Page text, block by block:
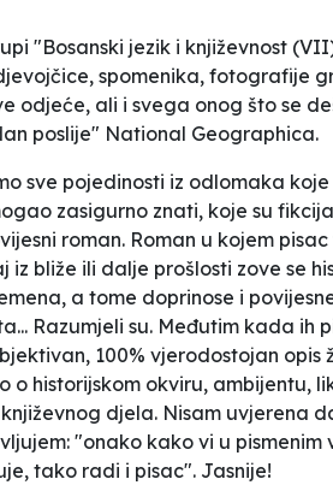
"Bosanski jezik i književnost
spomenika, fotografije
odjeće, ali i svega onog što se
poslije" National Geographica.
sve pojedinosti iz odlomaka koje
zasigurno znati, koje su
roman. Roman u kojem
bliže ili dalje prošlosti zove se
a tome doprinose i
Razumjeli su. Međutim kada ih
100% vjerodostojan opis
historijskom okviru, ambijentu,
djela. Nisam uvjerena
"onako kako vi u pismenim
tako radi i pisac". Jasnije!